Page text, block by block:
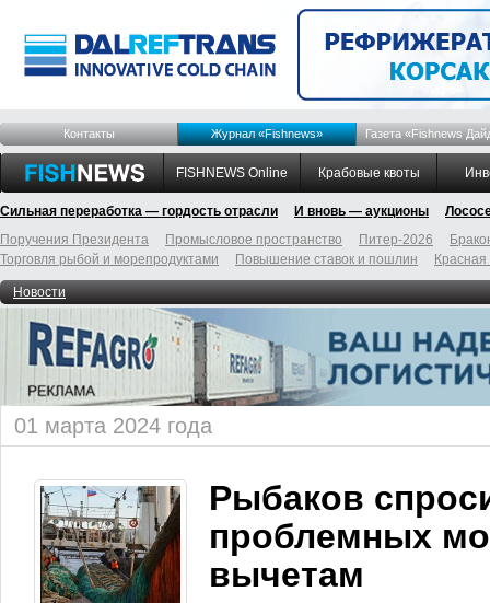
Контакты Журнал «Fishnews» Газета «Fishnews
FISHNEWS Online Крабовые квоты
Сильная переработка — гордость отрасли И вновь — аукционы
Поручения Президента
Промысловое пространство Питер-2026
Торговля рыбой и морепродуктами
Повышение ставок и пошлин
Новости
01 марта 2024 года
Рыбаков
проблемных
вычетам